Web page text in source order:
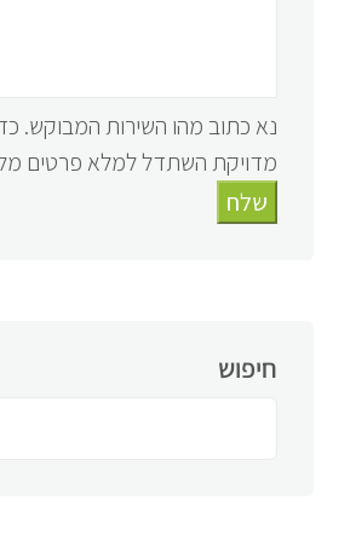
נא כתוב מהו השירות המבוקש.
מדויקת השתדל למלא פרטים
שלח
חיפוש